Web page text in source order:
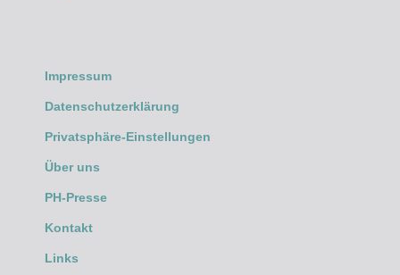
Impressum
Datenschutzerklärung
Privatsphäre-Einstellungen
Über uns
PH-Presse
Kontakt
Links